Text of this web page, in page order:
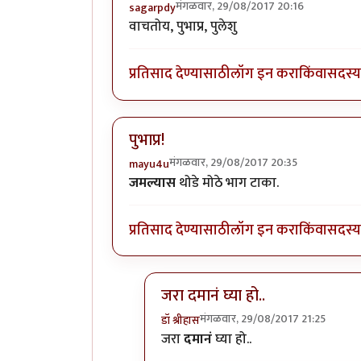
sagarpdyमंगळवार, 29/08/2017 20:16
वाचतोय, पुभाप्र, पुलेशु
प्रतिसाद देण्यासाठीलॉग इन कराकिंवासदस्य
पुभाप्र!
mayu4uमंगळवार, 29/08/2017 20:35
जमल्यासथोडे मोठे भाग टाका.
प्रतिसाद देण्यासाठीलॉग इन कराकिंवासदस्य
जरा दमानं घ्या हो..
डॉ श्रीहासमंगळवार, 29/08/2017 21:25
In reply toपुभाप्र!
जरादमानंघ्या हो..